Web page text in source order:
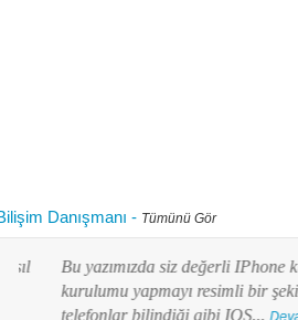
Danışmanı - Tümünü Gör
Bu yazımızda siz değerli IPhone
kurulumu yapmayı resimli bir şekilde
telefonlar bilindiği gibi IOS...Devamını